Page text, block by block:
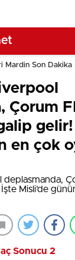
Mardin Son Dakika
Çorum
en çok
Sonucu 2